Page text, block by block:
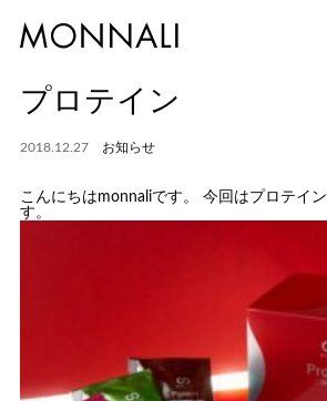
プロテイン
2018.12.27 お知らせ
こんにちはmonnaliです。 今回はプロテイ
す。